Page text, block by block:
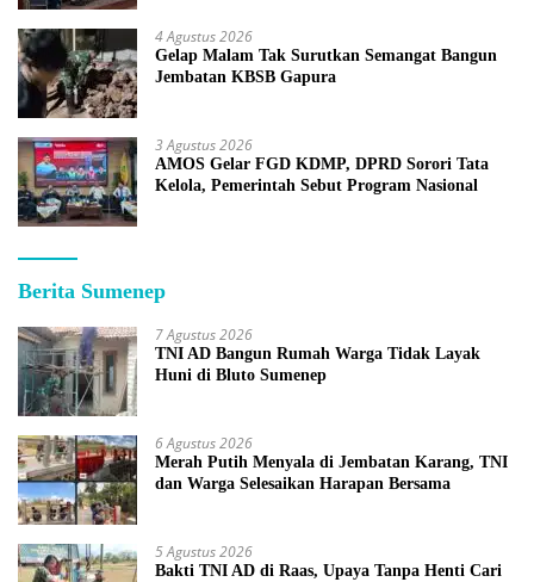
4 Agustus 2026
Gelap Malam Tak Surutkan Semangat Bangun
Jembatan KBSB Gapura
3 Agustus 2026
AMOS Gelar FGD KDMP, DPRD Sorori Tata
Kelola, Pemerintah Sebut Program Nasional
Berita Sumenep
7 Agustus 2026
TNI AD Bangun Rumah Warga Tidak Layak
Huni di Bluto Sumenep
6 Agustus 2026
Merah Putih Menyala di Jembatan Karang, TNI
dan Warga Selesaikan Harapan Bersama
5 Agustus 2026
Bakti TNI AD di Raas, Upaya Tanpa Henti Cari